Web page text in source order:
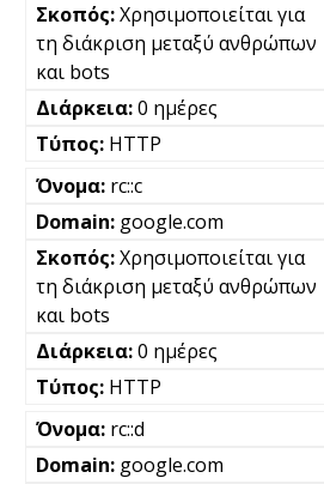
Χρησιμοποιείται για
τη διάκριση μεταξύ ανθρώπων
και bots
0 ημέρες
HTTP
rc::c
google.com
Χρησιμοποιείται για
τη διάκριση μεταξύ ανθρώπων
και bots
0 ημέρες
HTTP
rc::d
google.com